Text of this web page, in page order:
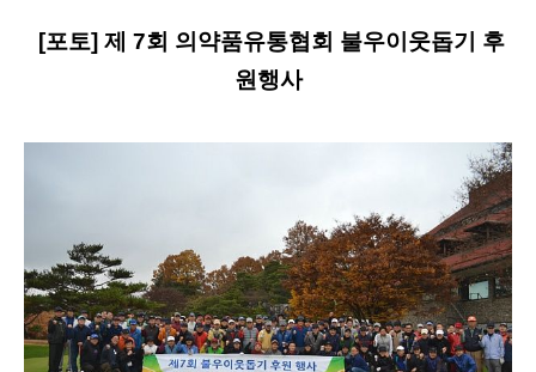
[포토] 제 7회 의약품유통협회 불우이웃돕기 후
원행사